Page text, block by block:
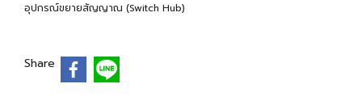
อุปกรณ์ขยายสัญญาณ (Switch Hub)
Share